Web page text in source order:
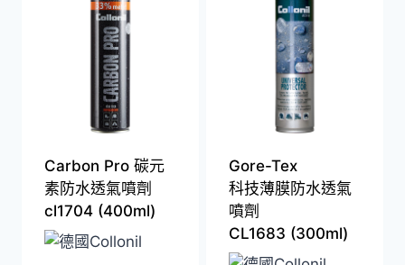
Carbon Pro 碳元
素防水透氣噴劑
cl1704 (400ml)
Gore-Tex
科技薄膜防水透氣
噴劑
CL1683 (300ml)